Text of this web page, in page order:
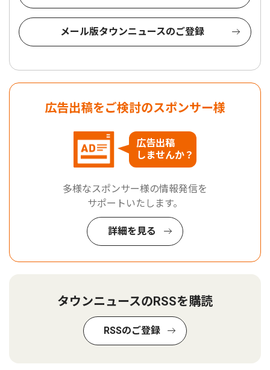
メール版タウンニュースのご登録
広告出稿をご検討のスポンサー様
広告出稿
しませんか？
多様なスポンサー様の情報発信を
サポートいたします。
詳細を見る
タウンニュースのRSSを購読
RSSのご登録